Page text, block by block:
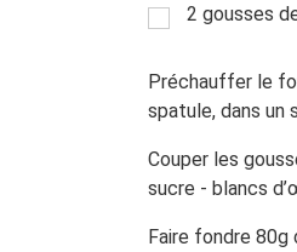
2 gousses
Préchauffer le
spatule, dans un
Couper les
sucre - blancs
Faire fondre 80g